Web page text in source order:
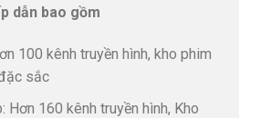
dẫn bao gồm
100 kênh truyền hình, kho phim
sắc
Hơn 160 kênh truyền hình, Kho